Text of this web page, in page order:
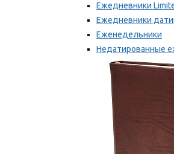
Ежедневники
Ежедневники
Еженедельники
Недатированные
Планинги
Мы рекомендуем